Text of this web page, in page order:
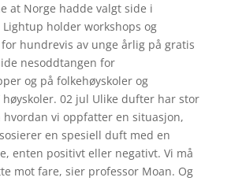
at Norge hadde valgt side i
holder workshops og
hundrevis av unge årlig på gratis
nesoddtangen for
og på folkehøyskoler og
02 jul Ulike dufter har stor
hvordan vi oppfatter en situasjon,
en spesiell duft med en
enten positivt eller negativt. Vi må
mot fare, sier professor Moan. Og